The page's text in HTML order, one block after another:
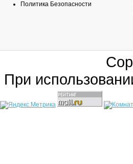
Политика Безопасности
При